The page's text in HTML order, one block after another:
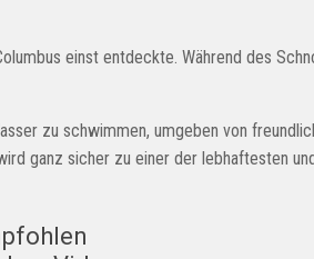
einst entdeckte. Während des
zu schwimmen, umgeben von
ganz sicher zu einer der lebhaftesten